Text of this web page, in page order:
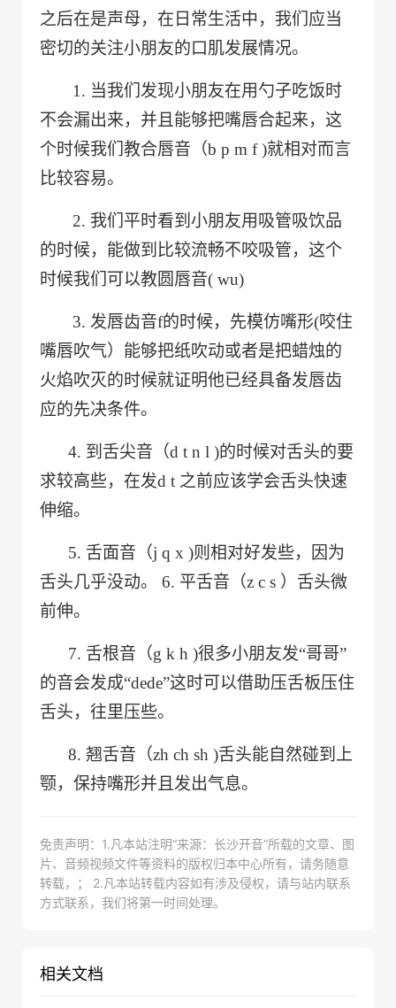
之后在是声母， 在日常生活中，我们应当
密切的关注小朋友的 口肌发展情况。
1. 当我们发现小朋友在用勺子吃饭时
不会漏出来， 并且能够把嘴唇合起来， 这
个时候我们 教合唇音（b p m f )就相对而言
比较容易。
2. 我们平时看到小朋友用吸管吸饮品
的时候， 能做到比较流畅不咬吸管， 这个
时候我们可以教圆唇音( wu)
3. 发唇齿音f的时候，先模仿嘴形(咬住
嘴唇吹气） 能够把纸吹动或者是把蜡烛的
火焰吹灭的时候就证明他已经具备发唇齿
应的先决条件。
4. 到舌尖音（d t n l )的时候对舌头的要
求较高些，在发d t 之前应该学会舌头快速
伸缩。
5. 舌面音（j q x )则相对好发些，因为
舌头几乎没动。
6. 平舌音（z c s ）舌头微
前伸。
7. 舌根音（g k h )很多小朋友发“哥哥”
的音会发成“dede”这时可以借助压舌板压住
舌头，往里压些。
8. 翘舌音（zh ch sh )舌头能自然碰到上
颚，保持嘴形并且发出气息。
免责声明：1.凡本站注明“来源：长沙开音”所载的文章、图
片、音频视频文件等资料的版权归本中心所有，请务随意
转载，； 2.凡本站转载内容如有涉及侵权，请与站内联系
方式联系，我们将第一时间处理。
相关文档